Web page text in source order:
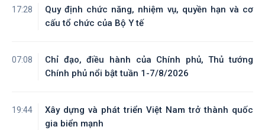
17:28
Quy định chức năng, nhiệm vụ, quyền hạn và cơ
cấu tổ chức của Bộ Y tế
07:08
Chỉ đạo, điều hành của Chính phủ, Thủ tướng
Chính phủ nổi bật tuần 1-7/8/2026
19:44
Xây dựng và phát triển Việt Nam trở thành quốc
gia biển mạnh